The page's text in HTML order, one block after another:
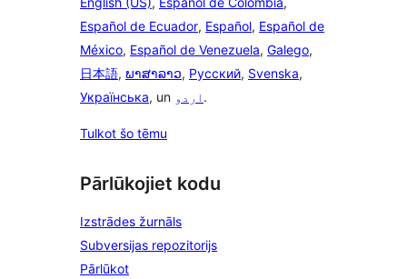
Español de Ecuador, Español, Español de
México, Español de Venezuela, Galego,
日本語, ພາສາລາວ, Русский, Svenska,
Українська, un اردو .
Tulkot šo tēmu
Pārlūkojiet kodu
Izstrādes žurnāls
Subversijas repozitorijs
Pārlūkot